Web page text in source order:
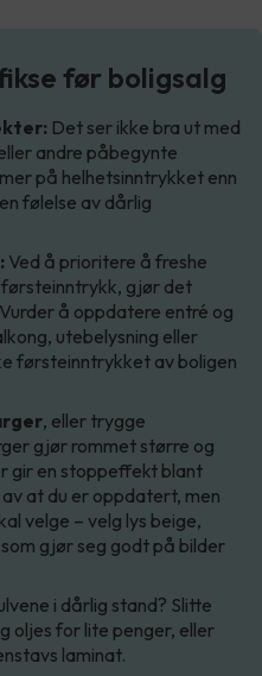
før boligsalg
Det ser ikke bra ut med
andre påbegynte
på helhetsinntrykket enn
følelse av dårlig
Ved å prioritere å freshe
gjør det
å oppdatere entré og
utebelysning eller
førsteinntrykket av boligen
, eller trygge
gjør rommet større og
gir en stoppeffekt blant
at du er oppdatert, men
velge – velg lys beige,
gjør seg godt på bilder
i dårlig stand? Slitte
oljes for lite penger, eller
laminat.